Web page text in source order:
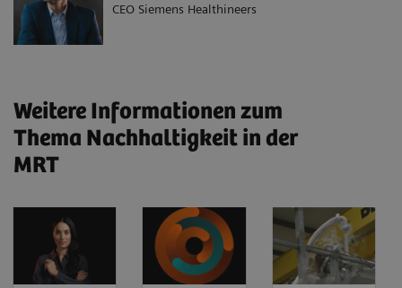
CEO Siemens Healthineers
Weitere Informationen zum
Thema Nachhaltigkeit in der
MRT